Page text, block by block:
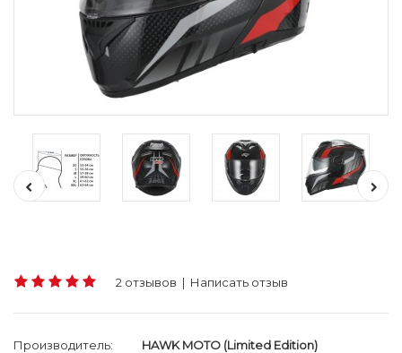
2 отзывов | Написать отзыв
Производитель:
HAWK MOTO (Limited Edition)